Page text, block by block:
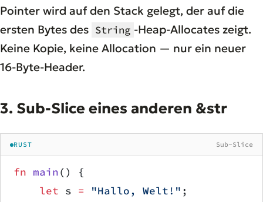
Pointer wird auf den Stack gelegt, der auf die
ersten Bytes des String -Heap-Allocates zeigt.
Keine Kopie, keine Allocation — nur ein neuer
16-Byte-Header.
3. Sub-Slice eines anderen &str
RUST Sub-Slice
fn main() {
    let
s = "Hallo, Welt!" ;